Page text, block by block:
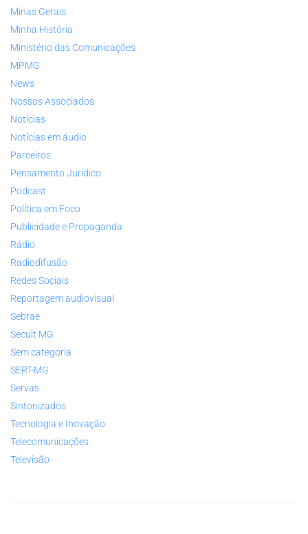
Minas Gerais
Minha História
Ministério das Comunicações
MPMG
News
Nossos Associados
Notícias
Notícias em áudio
Parceiros
Pensamento Jurídico
Podcast
Política em Foco
Publicidade e Propaganda
Rádio
Radiodifusão
Redes Sociais
Reportagem audiovisual
Sebrae
Secult MG
Sem categoria
SERT-MG
Servas
Sintonizados
Tecnologia e Inovação
Telecomunicações
Televisão